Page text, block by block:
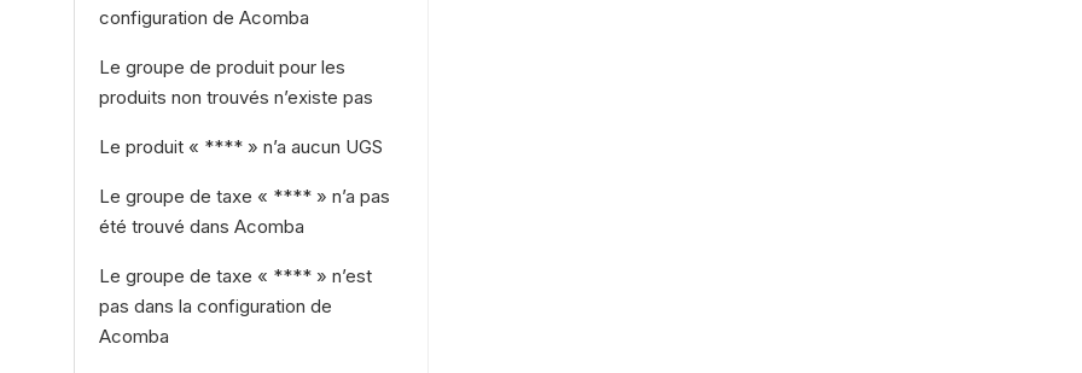
configuration de Acomba
Le groupe de produit pour les
produits non trouvés n’existe pas
Le produit « **** » n’a aucun UGS
Le groupe de taxe « **** » n’a pas
été trouvé dans Acomba
Le groupe de taxe « **** » n’est
pas dans la configuration de
Acomba